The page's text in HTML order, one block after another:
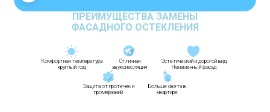
ПРЕИМУЩЕСТВА ЗАМЕНЫ
ФАСАДНОГО ОСТЕКЛЕНИЯ
Комфортная температура
круглый год
Отличная
звукоизоляция
Эстетический и дорогой вид
Неизменный фасад
Защита от протечек и
промерзаний
Больше света в
квартире